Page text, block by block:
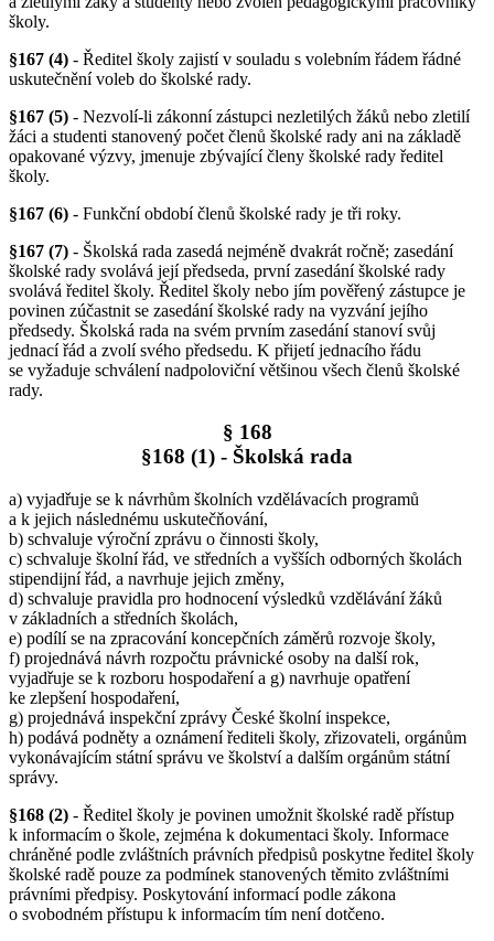
školy.
§167 (4) - Ředitel školy zajistí v souladu s volebním řádem řádné
uskutečnění voleb do školské rady.
§167 (5) - Nezvolí-li zákonní zástupci nezletilých žáků nebo zletilí
žáci a studenti stanovený počet členů školské rady ani na základě
opakované výzvy, jmenuje zbývající členy školské rady ředitel
školy.
§167 (6) - Funkční období členů školské rady je tři roky.
§167 (7) - Školská rada zasedá nejméně dvakrát ročně; zasedání
školské rady svolává její předseda, první zasedání školské rady
svolává ředitel školy. Ředitel školy nebo jím pověřený zástupce je
povinen zúčastnit se zasedání školské rady na vyzvání jejího
předsedy. Školská rada na svém prvním zasedání stanoví svůj
jednací řád a zvolí svého předsedu. K přijetí jednacího řádu
se vyžaduje schválení nadpoloviční většinou všech členů školské
rady.
§ 168
§168 (1) - Školská rada
a) vyjadřuje se k návrhům školních vzdělávacích programů
a k jejich následnému uskutečňování,
b) schvaluje výroční zprávu o činnosti školy,
c) schvaluje školní řád, ve středních a vyšších odborných školách
stipendijní řád, a navrhuje jejich změny,
d) schvaluje pravidla pro hodnocení výsledků vzdělávání žáků
v základních a středních školách,
e) podílí se na zpracování koncepčních záměrů rozvoje školy,
f) projednává návrh rozpočtu právnické osoby na další rok,
vyjadřuje se k rozboru hospodaření a g) navrhuje opatření
ke zlepšení hospodaření,
g) projednává inspekční zprávy České školní inspekce,
h) podává podněty a oznámení řediteli školy, zřizovateli, orgánům
vykonávajícím státní správu ve školství a dalším orgánům státní
správy.
§168 (2) - Ředitel školy je povinen umožnit školské radě přístup
k informacím o škole, zejména k dokumentaci školy. Informace
chráněné podle zvláštních právních předpisů poskytne ředitel školy
školské radě pouze za podmínek stanovených těmito zvláštními
právními předpisy. Poskytování informací podle zákona
o svobodném přístupu k informacím tím není dotčeno.